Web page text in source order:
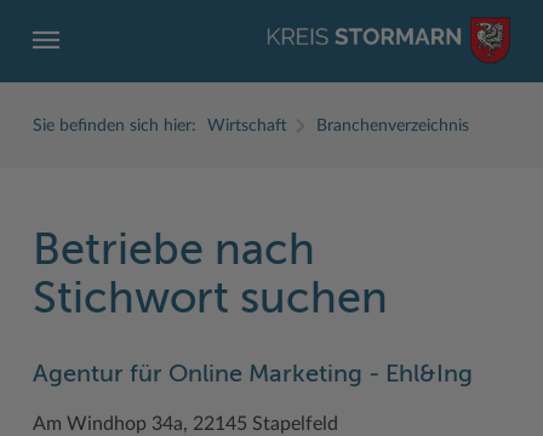
Ämter, Einrichtungen
Bürgerportal Stormarn ↗
Amtliche Bekanntmachungen
Ausschreibungen
Fachbereiche
Interessantes in und aus Stormarn
Ausbildung beim Kreis Stormarn
Der Kreis als Arbeitgeber
Beruf und Familie im Hansebelt
Branchenverzeichnis
BahnRadWege
Frei- und Hallenbäder
Sie befinden sich hier: Wirtschaft Branchenverzeichnis
Betriebe nach
Stichwort suchen
Agentur für Online Marketing - Ehl&Ing
Am Windhop 34a, 22145 Stapelfeld